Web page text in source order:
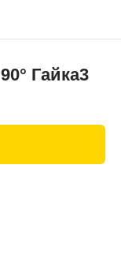
Гайка3